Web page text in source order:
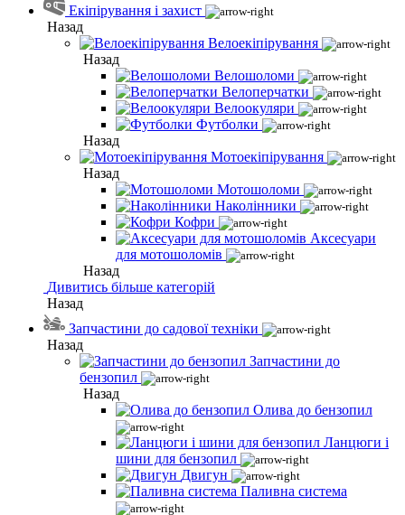
Екіпірування і захист
Назад
Велоекіпірування
Назад
Велошоломи
Велоперчатки
Велоокуляри
Футболки
Назад
Мотоекіпірування
Назад
Мотошоломи
Наколінники
Кофри
Аксесуари
для мотошоломів
Назад
Дивитись більше категорій
Назад
Запчастини до садової техніки
Назад
Запчастини до
бензопил
Назад
Олива до бензопил
Ланцюги і
шини для бензопил
Двигун
Паливна система